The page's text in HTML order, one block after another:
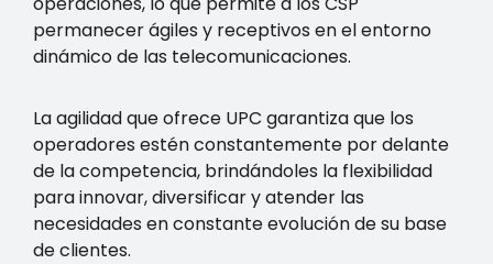
permanecer ágiles y receptivos en el entorno
dinámico de las telecomunicaciones.
La agilidad que ofrece UPC garantiza que los
operadores estén constantemente por delante
de la competencia, brindándoles la flexibilidad
para innovar, diversificar y atender las
necesidades en constante evolución de su base
de clientes.